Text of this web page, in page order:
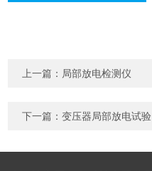
上一篇： 局部放电检测仪
下一篇：变压器局部放电试验